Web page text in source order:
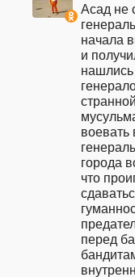
Асад не
начала
и
нашлись
воевать
города
что
перед